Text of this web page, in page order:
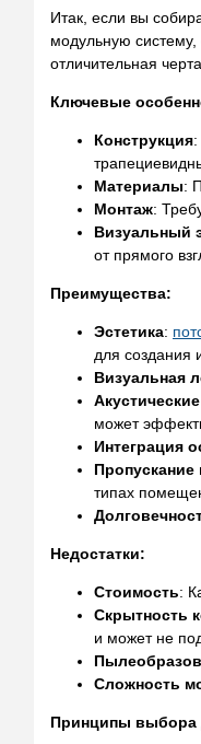
Итак, если вы
модульную
отличительная
Ключевые
Конструкция
Материалы:
Монтаж:
Визуальный
от прямого
Преимущества:
Эстетика:
для создания
Визуальная
может
Интеграция
Пропускание
типах
Недостатки:
Стоимость:
Скрытность
и может не
Сложность
Принципы выбора